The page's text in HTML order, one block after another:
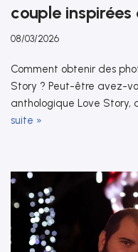
couple
08/03/2026
Comment obtenir des
Story ? Peut-être avez-
anthologique Love Story,
suite »